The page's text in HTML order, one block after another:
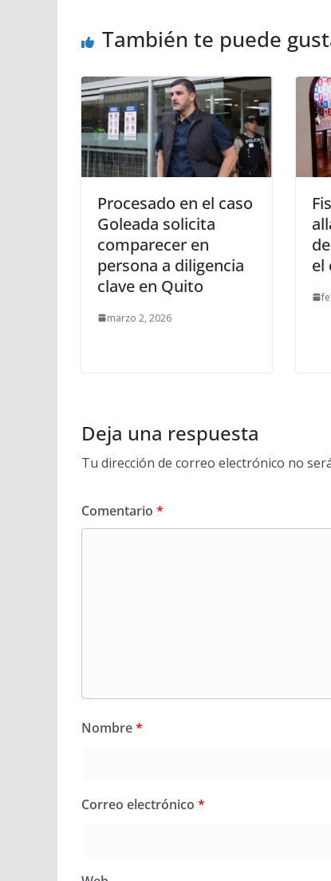
También te puede
Procesado en el caso
Goleada solicita
comparecer en
persona a diligencia
clave en Quito
marzo 2, 2026
el
Deja una respuesta
Tu dirección de correo electrónico no
Comentario *
Nombre*
Correo electrónico *